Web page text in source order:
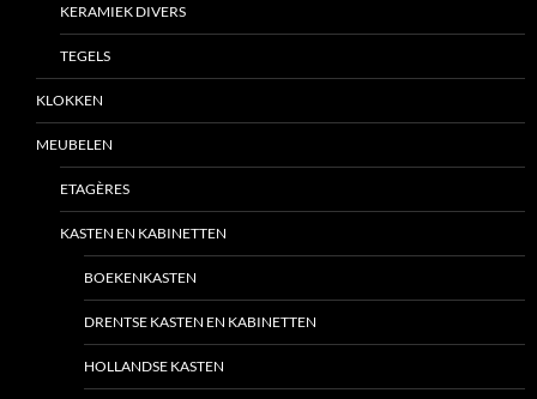
KERAMIEK DIVERS
TEGELS
KLOKKEN
MEUBELEN
ETAGÈRES
KASTEN EN KABINETTEN
BOEKENKASTEN
DRENTSE KASTEN EN KABINETTEN
HOLLANDSE KASTEN